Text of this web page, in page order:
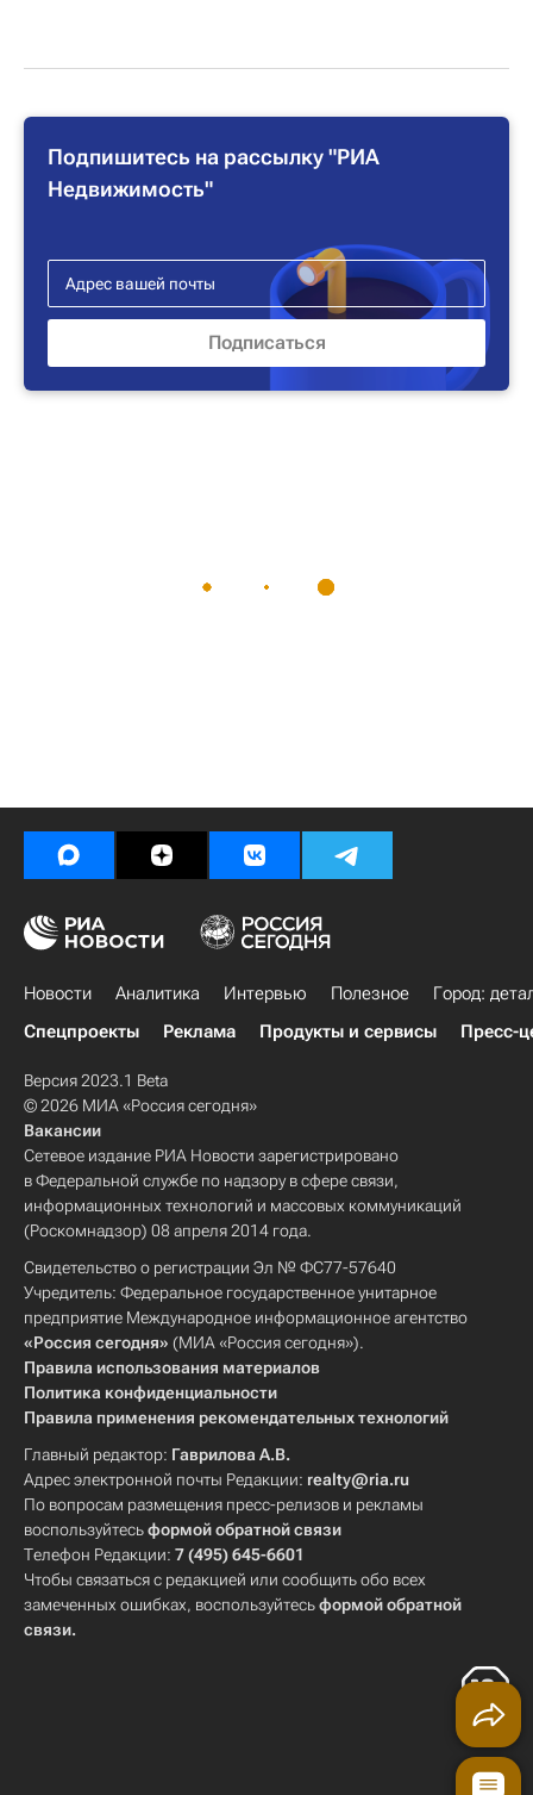
Подпишитесь на рассылку "РИА
Недвижимость"
Новости Аналитика Интервью Полезное
Город:
Спецпроекты
Реклама Продукты и сервисы Пресс-
Версия 2023.1 Beta
© 2026 МИА «Россия сегодня»
Вакансии
Сетевое издание РИА Новости зарегистрировано
в Федеральной службе по надзору в сфере связи,
информационных технологий и массовых коммуникаций
(Роскомнадзор) 08 апреля 2014 года.
Свидетельство о регистрации Эл № ФС77-57640
Учредитель: Федеральное государственное унитарное
предприятие Международное информационное агентство
«Россия сегодня» (МИА «Россия сегодня»).
Правила использования материалов
Политика конфиденциальности
Правила применения рекомендательных технологий
Главный редактор: Гаврилова А.В.
Адрес электронной почты Редакции: realty@ria.ru
По вопросам размещения пресс-релизов и рекламы
воспользуйтесьформой обратной связи
Телефон Редакции: 7 (495) 645-6601
Чтобы связаться с редакцией или сообщить обо всех
замеченных ошибках, воспользуйтесьформой обратной
связи.